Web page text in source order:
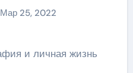
Мар 25, 2022